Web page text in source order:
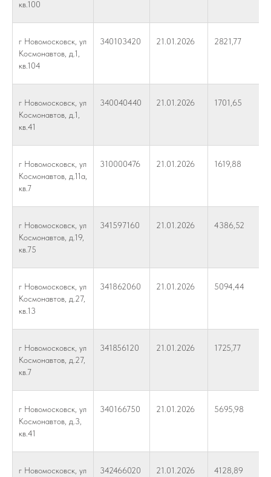
кв.100
г Новомосковск, ул
Космонавтов, д.1,
кв.104
340103420 21.01.2026 2821,77
г Новомосковск, ул
Космонавтов, д.1,
кв.41
340040440 21.01.2026 1701,65
г Новомосковск, ул
Космонавтов, д.11а,
кв.7
310000476 21.01.2026 1619,88
г Новомосковск, ул
Космонавтов, д.19,
кв.75
341597160 21.01.2026 4386,52
г Новомосковск, ул
Космонавтов, д.27,
кв.13
341862060 21.01.2026 5094,44
г Новомосковск, ул
Космонавтов, д.27,
кв.7
341856120 21.01.2026 1725,77
г Новомосковск, ул
Космонавтов, д.3,
кв.41
340166750 21.01.2026 5695,98
г Новомосковск, ул
342466020 21.01.2026 4128,89